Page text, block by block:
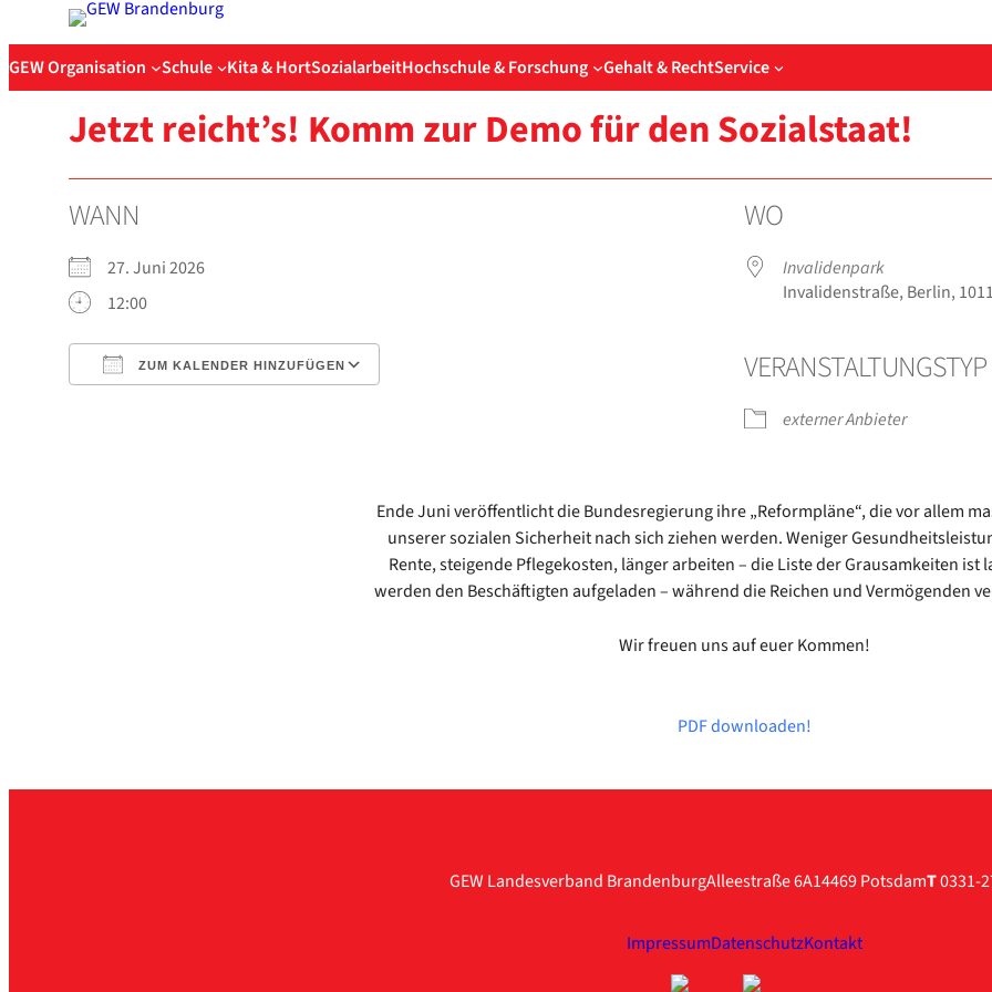
Inhalt
springen
GEW Organisation Schule Kita & HortSozialarbeitHochschule & Forschung Gehalt & RechtService
Jetzt reicht’s! Komm zur Demo für den Sozi­al­staat!
WANN
27. Juni 2026
12:00
ZUM KALENDER HINZUFÜGEN
iCal­en­dar
WO
Inva­li­den­park
Inva­li­den­stra­ße, Ber­lin,
VER­AN­STAL­TUNGS­TYP
exter­ner Anbie­ter
Ende Juni ver­öf­fent­licht die Bun­des­re­gie­rung ihre „Reform­plä­ne“, die vor allem
unse­rer sozia­len Sicher­heit nach sich zie­hen wer­den. Weni­ger
Ren­te, stei­gen­de Pfle­ge­kos­ten, län­ger arbei­ten – die Lis­te der Grau­sam­kei­ten ist
wer­den den Beschäf­tig­ten auf­ge­la­den – wäh­rend die Rei­chen und Ver­mö­gen­den
Wir freu­en uns auf euer Kom­men!
PDF down­loa­den!
GEW Landesverband BrandenburgAlleestraße 6A14469 PotsdamT0331-
ImpressumDatenschutzKontakt